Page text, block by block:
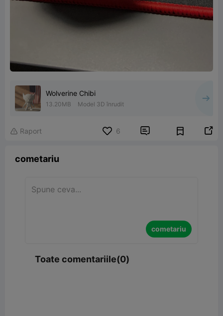
Wolverine Chibi
13.20MB Model 3D înrudit
 Raport 6  
cometariu
cometariu
Toate comentariile(0)